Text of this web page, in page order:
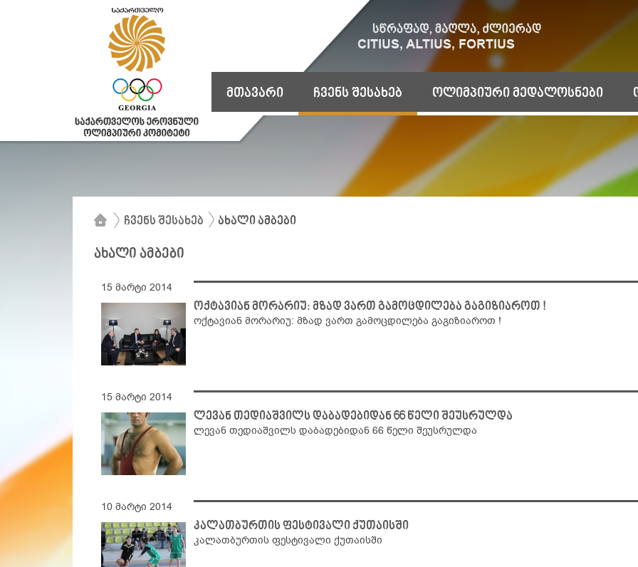
მთავარი ჩვენს შესახებ ოლიმპიური მედალოსნები
ჩვენს შესახებ ახალი ამბები
ახალი ამბები
15 მარტი 2014
ოქტავიან მორარიუ: მზად ვართ გამოცდილება გაგიზიაროთ !
ოქტავიან მორარიუ: მზად ვართ გამოცდილება გაგიზიაროთ !
15 მარტი 2014
ლევან თედიაშვილს დაბადებიდან 66 წელი შეუსრულდა
ლევან თედიაშვილს დაბადებიდან 66 წელი შეუსრულდა
10 მარტი 2014
კალათბურთის ფესტივალი ქუთაისში
კალათბურთის ფესტივალი ქუთაისში